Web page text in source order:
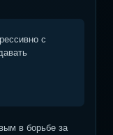
с
в борьбе за